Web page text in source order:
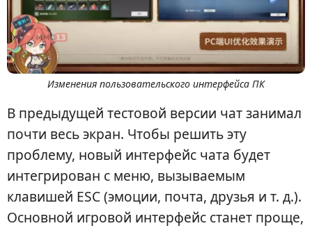
Изменения пользовательского интерфейса ПК
В предыдущей тестовой версии чат занимал
почти весь экран. Чтобы решить эту
проблему, новый интерфейс чата будет
интегрирован с меню, вызываемым
клавишей ESC (эмоции, почта, друзья и т. д.).
Основной игровой интерфейс станет проще,